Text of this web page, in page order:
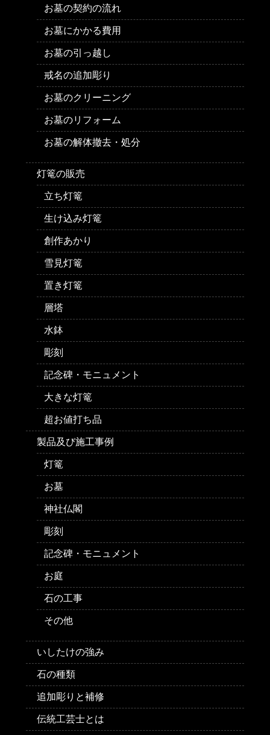
お墓の契約の流れ
お墓にかかる費用
お墓の引っ越し
戒名の追加彫り
お墓のクリーニング
お墓のリフォーム
お墓の解体撤去・処分
灯篭の販売
立ち灯篭
生け込み灯篭
創作あかり
雪見灯篭
置き灯篭
層塔
水鉢
彫刻
記念碑・モニュメント
大きな灯篭
超お値打ち品
製品及び施工事例
灯篭
お墓
神社仏閣
彫刻
記念碑・モニュメント
お庭
石の工事
その他
いしたけの強み
石の種類
追加彫りと補修
伝統工芸士とは